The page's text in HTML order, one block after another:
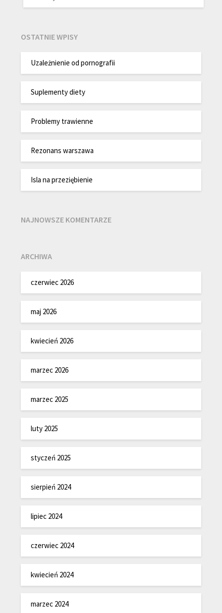
OSTATNIE WPISY
Uzależnienie od pornografii
Suplementy diety
Problemy trawienne
Rezonans warszawa
Isla na przeziębienie
NAJNOWSZE KOMENTARZE
ARCHIWA
czerwiec 2026
maj 2026
kwiecień 2026
marzec 2026
marzec 2025
luty 2025
styczeń 2025
sierpień 2024
lipiec 2024
czerwiec 2024
kwiecień 2024
marzec 2024